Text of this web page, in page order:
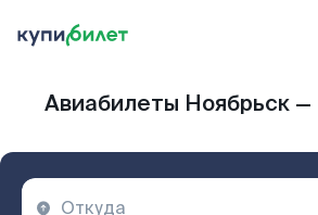
Авиабилеты Ноябрьск —